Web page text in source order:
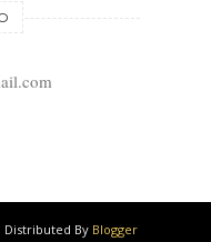
Distributed By Blogger